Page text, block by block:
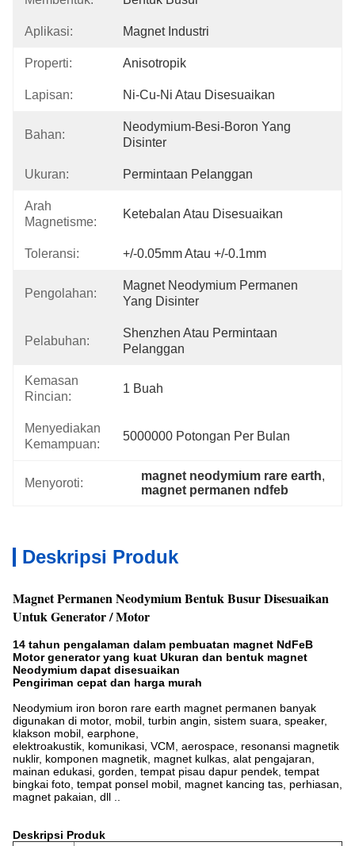
Aplikasi: Magnet Industri
Properti: Anisotropik
Lapisan: Ni-Cu-Ni Atau Disesuaikan
Bahan:
Neodymium-Besi-Boron Yang
Disinter
Ukuran: Permintaan Pelanggan
Arah
Magnetisme:
Ketebalan Atau Disesuaikan
Toleransi: +/-0.05mm Atau +/-0.1mm
Pengolahan:
Magnet Neodymium Permanen
Yang Disinter
Pelabuhan:
Shenzhen Atau Permintaan
Pelanggan
Kemasan
Rincian:
1 Buah
Menyediakan
Kemampuan:
5000000 Potongan Per Bulan
Menyoroti:
magnet neodymium rare earth,
magnet permanen ndfeb
Deskripsi Produk
Magnet Permanen Neodymium Bentuk Busur Disesuaikan
Untuk Generator / Motor
14 tahun pengalaman dalam pembuatan magnet NdFeB
Motor generator yang kuat Ukuran dan bentuk magnet
Neodymium dapat disesuaikan
Pengiriman cepat dan harga murah
Neodymium iron boron rare earth magnet permanen banyak
digunakan di motor, mobil, turbin angin, sistem suara, speaker,
klakson mobil, earphone,
elektroakustik, komunikasi, VCM, aerospace, resonansi magnetik
nuklir, komponen magnetik, magnet kulkas, alat pengajaran,
mainan edukasi, gorden, tempat pisau dapur pendek, tempat
bingkai foto, tempat ponsel mobil, magnet kancing tas, perhiasan,
magnet pakaian, dll ..
Deskripsi Produk